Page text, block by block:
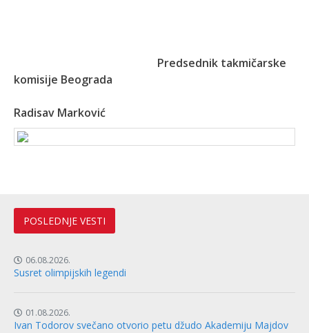
Predsednik takmičarske
komisije Beograda
Radisav Marković
POSLEDNJE VESTI
06.08.2026.
Susret olimpijskih legendi
01.08.2026.
Ivan Todorov svečano otvorio petu džudo Akademiju Majdov